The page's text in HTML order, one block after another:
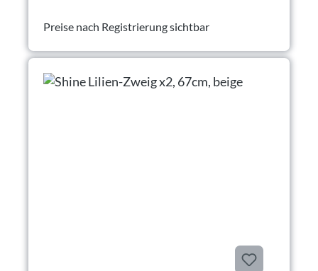
Preise nach Registrierung sichtbar